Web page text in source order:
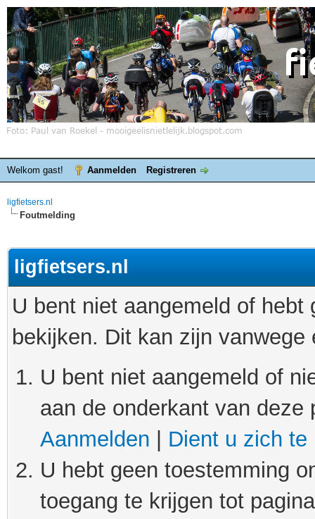
Welkom gast! Aanmelden Registreren
ligfietsers.nl
Foutmelding
ligfietsers.nl
U bent niet aangemeld of
bekijken. Dit kan zijn
U bent niet aangemeld of
aan de onderkant van
Aanmelden
Dient u zich te
U hebt geen toestemming
toegang te krijgen tot